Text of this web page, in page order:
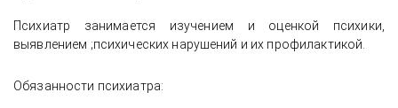
Психиатр занимается изучением и оценкой психики,
выявлением ;психических нарушений и их профилактикой.
Обязанности психиатра: